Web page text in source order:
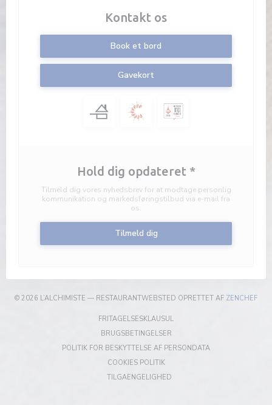
Kontakt os
Book et bord
Gavekort
Hold dig opdateret *
Tilmeld dig vores nyhedsbrev for at modtage personlig
kommunikation og markedsføringstilbud via e-mail fra
os.
Tilmeld dig
© 2026 L’ALCHIMISTE — RESTAURANTWEBSTED OPRETTET AF ZENCHEF
FRITAGELSESKLAUSUL((ÅBNER I ET NYT VINDUE))
BRUGSBETINGELSER((ÅBNER I ET NYT VINDUE))
POLITIK FOR BESKYTTELSE AF PERSONDATA((ÅBNER I ET NYT
COOKIES POLITIK((ÅBNER I ET NYT VINDUE))
TILGAENGELIGHED((ÅBNER I ET NYT VINDUE))